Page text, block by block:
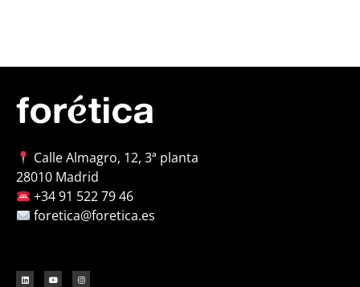
Calle Almagro, 12, 3ª planta
28010 Madrid
+34 91 522 79 46
foretica@foretica.es